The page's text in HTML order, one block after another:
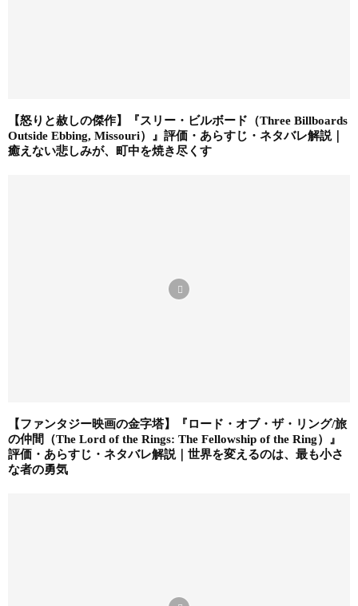
【怒りと赦しの傑作】『スリー・ビルボード（Three Billboards
Outside Ebbing, Missouri）』評価・あらすじ・ネタバレ解説｜
癒えない悲しみが、町中を焼き尽くす
【ファンタジー映画の金字塔】『ロード・オブ・ザ・リング/旅
の仲間（The Lord of the Rings: The Fellowship of the Ring）』
評価・あらすじ・ネタバレ解説｜世界を変えるのは、最も小さ
な者の勇気